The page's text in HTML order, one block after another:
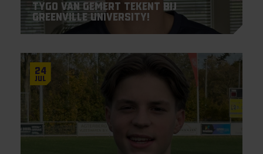
Tygo van Gemert tekent bij
Greenville University!
24
Jul